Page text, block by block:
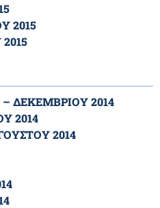
2015
ΔΕΚΕΜΒΡΙΟΥ 2014
2014
2014